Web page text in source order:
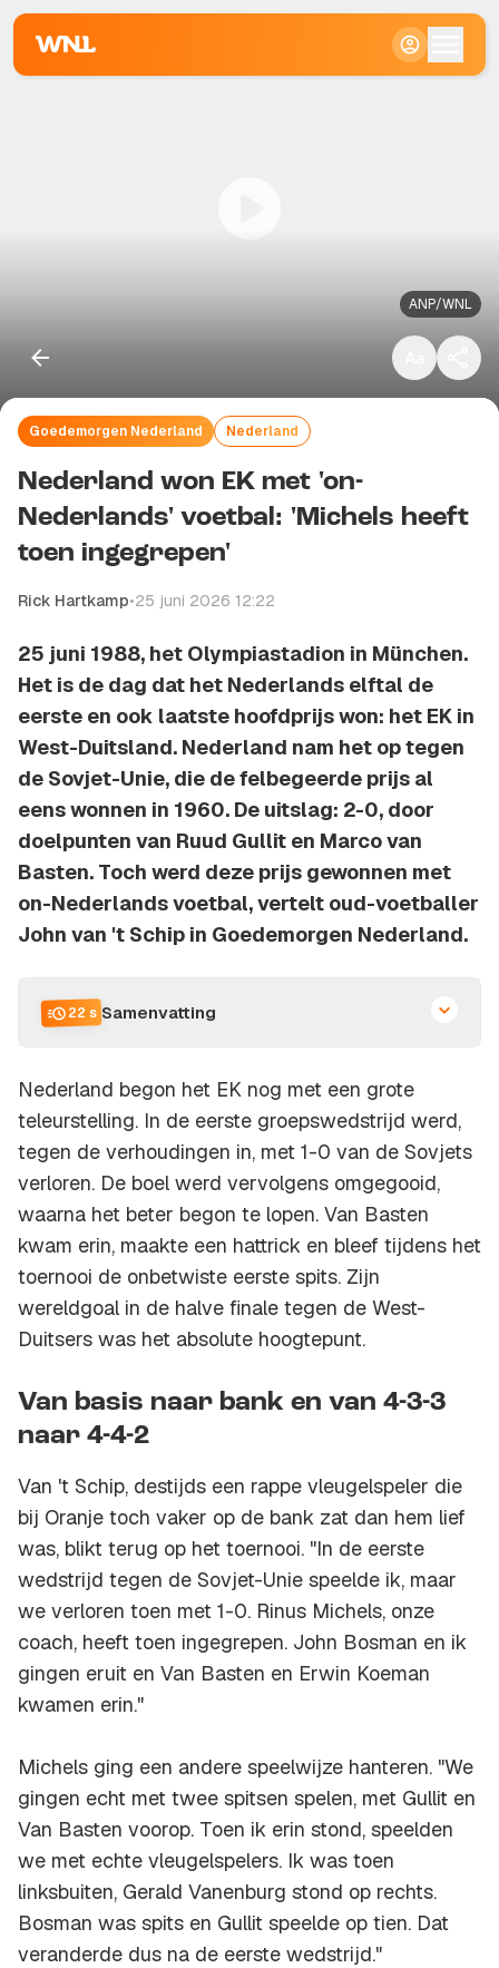
ANP/WNL
Goedemorgen Nederland Nederland
Nederland won EK met 'on-
Nederlands' voetbal: 'Michels heeft
toen ingegrepen'
Rick Hartkamp•25 juni 2026 12:22
25 juni 1988, het Olympiastadion in München.
Het is de dag dat het Nederlands elftal de
eerste en ook laatste hoofdprijs won: het EK in
West-Duitsland. Nederland nam het op tegen
de Sovjet-Unie, die de felbegeerde prijs al
eens wonnen in 1960. De uitslag: 2-0, door
doelpunten van Ruud Gullit en Marco van
Basten. Toch werd deze prijs gewonnen met
on-Nederlands voetbal, vertelt oud-voetballer
John van 't Schip in Goedemorgen Nederland.
22 s Samenvatting
Nederland begon het EK nog met een grote
teleurstelling. In de eerste groepswedstrijd werd,
tegen de verhoudingen in, met 1-0 van de Sovjets
verloren. De boel werd vervolgens omgegooid,
waarna het beter begon te lopen. Van Basten
kwam erin, maakte een hattrick en bleef tijdens het
toernooi de onbetwiste eerste spits. Zijn
wereldgoal in de halve finale tegen de West-
Duitsers was het absolute hoogtepunt.
Van basis naar bank en van 4-3-3
naar 4-4-2
Van 't Schip, destijds een rappe vleugelspeler die
bij Oranje toch vaker op de bank zat dan hem lief
was, blikt terug op het toernooi. "In de eerste
wedstrijd tegen de Sovjet-Unie speelde ik, maar
we verloren toen met 1-0. Rinus Michels, onze
coach, heeft toen ingegrepen. John Bosman en ik
gingen eruit en Van Basten en Erwin Koeman
kwamen erin."
Michels ging een andere speelwijze hanteren. "We
gingen echt met twee spitsen spelen, met Gullit en
Van Basten voorop. Toen ik erin stond, speelden
we met echte vleugelspelers. Ik was toen
linksbuiten, Gerald Vanenburg stond op rechts.
Bosman was spits en Gullit speelde op tien. Dat
veranderde dus na de eerste wedstrijd."